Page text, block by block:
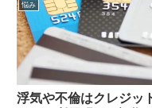
悩み
浮気や不倫はクレジッ